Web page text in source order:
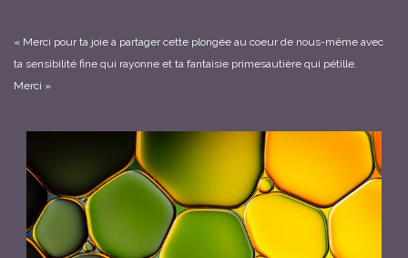
« Merci pour ta joie à partager cette plongée au coeur de nous-même avec
ta sensibilité fine qui rayonne et ta fantaisie primesautière qui pétille.
Merci »